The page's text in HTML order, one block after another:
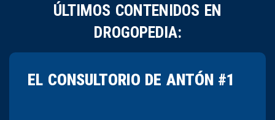
ÚLTIMOS CONTENIDOS EN
DROGOPEDIA:
EL CONSULTORIO DE ANTÓN #1